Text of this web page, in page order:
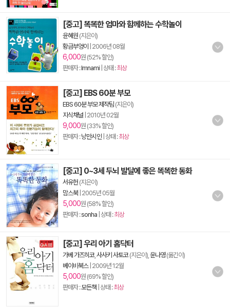
[중고] 똑똑한 엄마와 함께하는 수학놀이
윤혜원 (지은이)
황금부엉이
2006년 08월
6,000원 (52% 할인)
판매자 :lmnami | 상태 :최상
[중고] EBS 60분 부모
EBS 60분 부모 제작팀 (지은이)
지식채널 2010년 02월
9,000원 (33% 할인)
판매자 :낭만시인 | 상태 :최상
[중고] 0~3세 두뇌 발달에 좋은 똑똑한 동화
서유헌 (지은이)
맘스북| 2005년 05월
5,000원 (58% 할인)
판매자 :sonha | 상태 :최상
[중고] 우리 아기 홈닥터
가베 가즈히코, 사사키 사토코(지은이), 윤나영(옮긴이)
베이비북스| 2009년 12월
5,000원 (69% 할인)
판매자 :모든책 | 상태 :최상